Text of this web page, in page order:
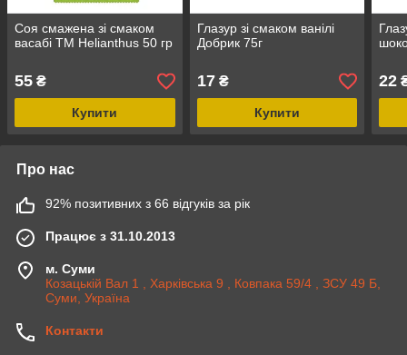
Соя смажена зі смаком
васабі ТМ Helianthus 50 гр
55 ₴
Купити
Глазур зі смаком ванілі
Добрик 75г
17₴
Купити
22
Про нас
92% позитивних з 66 відгуків за рік
Працює з 31.10.2013
м. Суми
Козацькій Вал 1 , Харківська 9 , Ковпака 59/4 , ЗСУ 49 Б,
Суми, Україна
Контакти